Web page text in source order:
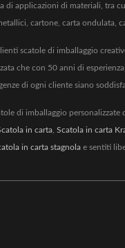
di applicazioni di materiali, tra cui
cartone, carta ondulata,
scatole di imballaggio
che con 50 anni di
di ogni cliente siano
di imballaggio personalizzate
in carta Scatola in carta
in carta stagnola e sentiti